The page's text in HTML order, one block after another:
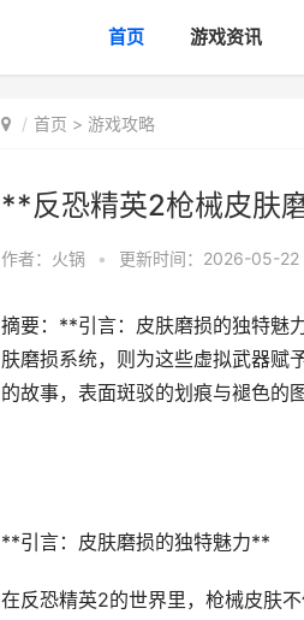
首页 游戏资讯
首页 > 游戏攻略
**反恐精英2枪械皮肤
作者： 火锅 • 更新时间：2026-05-22
摘要：**引言：皮肤磨损的独特魅
肤磨损系统，则为这些虚拟武器赋
的故事，表面斑驳的划痕与褪色
**引言：皮肤磨损的独特魅力**
在反恐精英2的世界里，枪械皮肤